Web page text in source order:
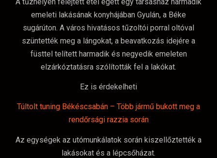
emeleti lakásának konyhájában Gyulán, a Béke
sugárúton. A város hivatásos tűzoltói porral oltóval
szüntették meg a lángokat, a beavatkozás idejére a
füsttel telített harmadik és negyedik emeleten
elzárkóztatásra szólították fel a lakókat.
Ez is érdekelheti
Túltolt tuning Békéscsabán – Több jármű bukott meg a
rendőrsági razzia során
Az egységek az utómunkálatok során kiszellőztették a
lakásokat és a lépcsőházat.